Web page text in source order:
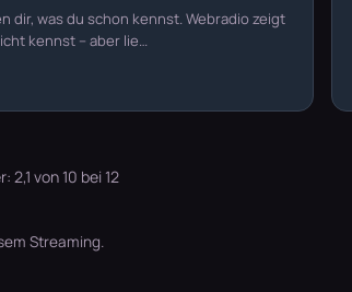
dir, was du schon kennst. Webradio zeigt
kennst – aber lie…
von 10 bei 12
Streaming.